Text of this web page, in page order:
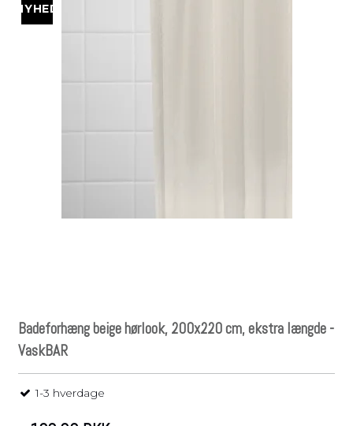
NYHED
Badeforhæng beige hørlook, 200x220 cm, ekstra længde -
VaskBAR
1-3 hverdage